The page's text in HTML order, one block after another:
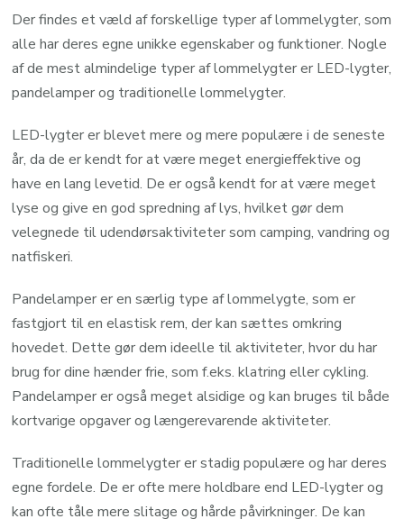
Der findes et væld af forskellige typer af lommelygter, som
alle har deres egne unikke egenskaber og funktioner. Nogle
af de mest almindelige typer af lommelygter er LED-lygter,
pandelamper og traditionelle lommelygter.
LED-lygter er blevet mere og mere populære i de seneste
år, da de er kendt for at være meget energieffektive og
have en lang levetid. De er også kendt for at være meget
lyse og give en god spredning af lys, hvilket gør dem
velegnede til udendørsaktiviteter som camping, vandring og
natfiskeri.
Pandelamper er en særlig type af lommelygte, som er
fastgjort til en elastisk rem, der kan sættes omkring
hovedet. Dette gør dem ideelle til aktiviteter, hvor du har
brug for dine hænder frie, som f.eks. klatring eller cykling.
Pandelamper er også meget alsidige og kan bruges til både
kortvarige opgaver og længerevarende aktiviteter.
Traditionelle lommelygter er stadig populære og har deres
egne fordele. De er ofte mere holdbare end LED-lygter og
kan ofte tåle mere slitage og hårde påvirkninger. De kan